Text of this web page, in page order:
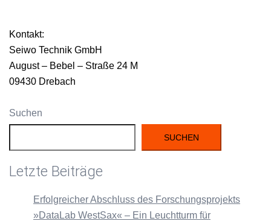
Kon­takt:
Sei­wo Tech­nik GmbH
August – Bebel – Straße 24 M
09430 Drebach
Suchen
SUCHEN
Letzte Beiträge
Erfolgreicher Abschluss des Forschungsprojekts
»DataLab WestSax« – Ein Leuchtturm für